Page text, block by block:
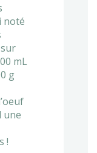
noté
mL
g
une
!